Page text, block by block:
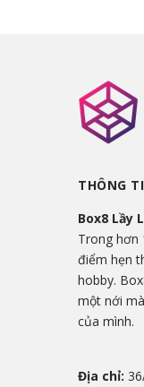
THÔNG
Box8 Lầy
Trong hơn
điểm hẹn
hobby.
một nới
của mình.
Địa chỉ: